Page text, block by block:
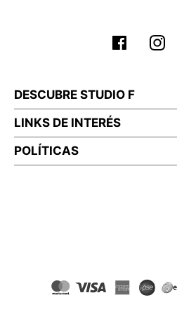
DESCUBRE STUDIO F
LINKS DE INTERÉS
POLÍTICAS